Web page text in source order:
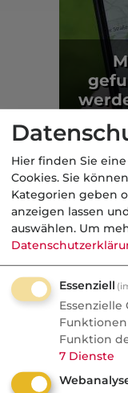
Aus
Börse
Nachrichten
Warum
zum
der
ETF-Boom,
Hier finden Sie
Cookies. Sie
Kategorien geben
anzeigen lassen
auswählen. Um
Essenziell
Funktion
7 Dienste